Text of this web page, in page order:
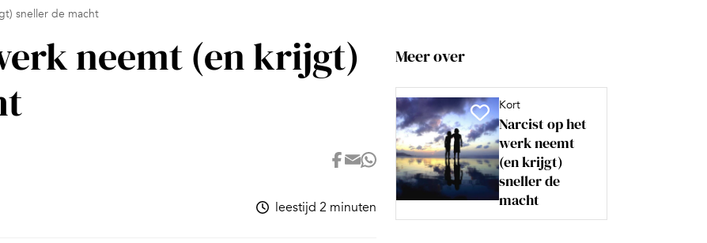
sneller de macht
neemt (en krijgt)
leestijd 2 minuten
Meer over
Kort
Narcist op het
werk neemt
(en krijgt)
sneller de
macht